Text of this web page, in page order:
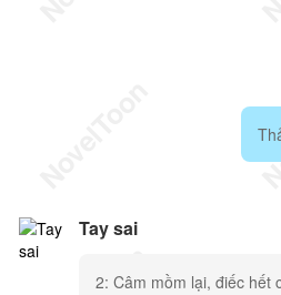
Tay sai
2: Câm mồm lại, điếc hết